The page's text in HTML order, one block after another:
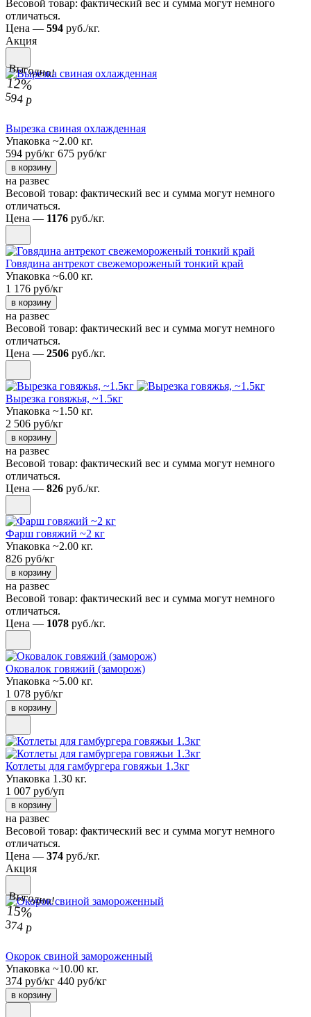
Весовой товар: фактический вес и сумма могут немного
отличаться.
Цена — 594 руб./кг.
Акция
Выгодно!
12%
594 р
Вырезка свиная охлажденная
Упаковка ~2.00 кг.
594 руб/кг 675 руб/кг
в корзину
на развес
Весовой товар: фактический вес и сумма могут немного
отличаться.
Цена — 1176 руб./кг.
Говядина антрекот свежемороженый тонкий край
Упаковка ~6.00 кг.
1 176 руб/кг
в корзину
на развес
Весовой товар: фактический вес и сумма могут немного
отличаться.
Цена — 2506 руб./кг.
Вырезка говяжья, ~1.5кг
Упаковка ~1.50 кг.
2 506 руб/кг
в корзину
на развес
Весовой товар: фактический вес и сумма могут немного
отличаться.
Цена — 826 руб./кг.
Фарш говяжий ~2 кг
Упаковка ~2.00 кг.
826 руб/кг
в корзину
на развес
Весовой товар: фактический вес и сумма могут немного
отличаться.
Цена — 1078 руб./кг.
Оковалок говяжий (заморож)
Упаковка ~5.00 кг.
1 078 руб/кг
в корзину
Котлеты для гамбургера говяжьи 1.3кг
Упаковка 1.30 кг.
1 007 руб/уп
в корзину
на развес
Весовой товар: фактический вес и сумма могут немного
отличаться.
Цена — 374 руб./кг.
Акция
Выгодно!
15%
374 р
Окорок свиной замороженный
Упаковка ~10.00 кг.
374 руб/кг 440 руб/кг
в корзину